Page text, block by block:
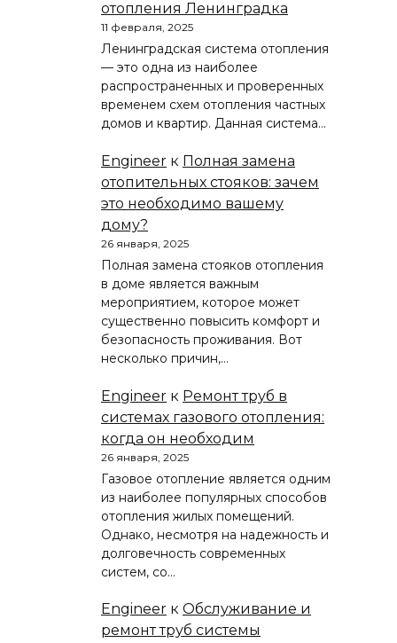
отопления Ленинградка
11 февраля, 2025
Ленинградская система отопления
— это одна из наиболее
распространенных и проверенных
временем схем отопления частных
домов и квартир. Данная система…
Engineer к Полная замена
отопительных стояков: зачем
это необходимо вашему
дому?
26 января, 2025
Полная замена стояков отопления
в доме является важным
мероприятием, которое может
существенно повысить комфорт и
безопасность проживания. Вот
несколько причин,…
Engineer к Ремонт труб в
системах газового отопления:
когда он необходим
26 января, 2025
Газовое отопление является одним
из наиболее популярных способов
отопления жилых помещений.
Однако, несмотря на надежность и
долговечность современных
систем, со…
Engineer к Обслуживание и
ремонт труб системы